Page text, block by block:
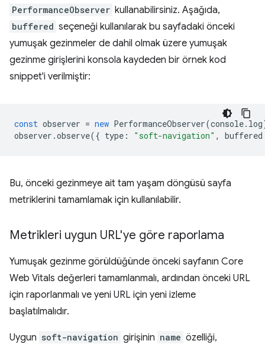
PerformanceObserver kullanabilirsiniz. Aşağıda,
buffered seçeneği kullanılarak bu sayfadaki önceki
yumuşak gezinmeler de dahil olmak üzere yumuşak
gezinme girişlerini konsola kaydeden bir örnek kod
snippet'i verilmiştir:
const observer = new PerformanceObserver(console. log
observer .observe({ type : "soft-navigation" , buffered
Bu, önceki gezinmeye ait tam yaşam döngüsü sayfa
metriklerini tamamlamak için kullanılabilir.
Metrikleri uygun URL'ye göre raporlama
Yumuşak gezinme görüldüğünde önceki sayfanın Core
Web Vitals değerleri tamamlanmalı, ardından önceki URL
için raporlanmalı ve yeni URL için yeni izleme
başlatılmalıdır.
Uygun soft-navigation girişinin name özelliği,